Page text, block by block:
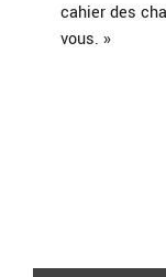
cahier des
vous. »